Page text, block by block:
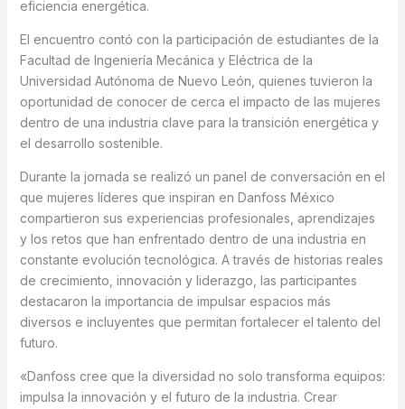
eficiencia energética.
El encuentro contó con la participación de estudiantes de la
Facultad de Ingeniería Mecánica y Eléctrica de la
Universidad Autónoma de Nuevo León, quienes tuvieron la
oportunidad de conocer de cerca el impacto de las mujeres
dentro de una industria clave para la transición energética y
el desarrollo sostenible.
Durante la jornada se realizó un panel de conversación en el
que mujeres líderes que inspiran en Danfoss México
compartieron sus experiencias profesionales, aprendizajes
y los retos que han enfrentado dentro de una industria en
constante evolución tecnológica. A través de historias reales
de crecimiento, innovación y liderazgo, las participantes
destacaron la importancia de impulsar espacios más
diversos e incluyentes que permitan fortalecer el talento del
futuro.
«Danfoss cree que la diversidad no solo transforma equipos:
impulsa la innovación y el futuro de la industria. Crear